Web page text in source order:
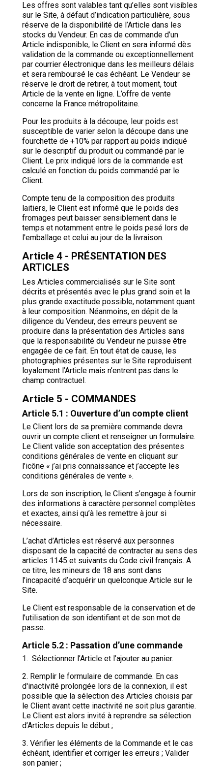
Les offres sont valables tant qu’elles sont visibles
sur le Site, à défaut d’indication particulière, sous
réserve de la disponibilité de l’Article dans les
stocks du Vendeur. En cas de commande d’un
Article indisponible, le Client en sera informé dès
validation de la commande ou exceptionnellement
par courrier électronique dans les meilleurs délais
et sera remboursé le cas échéant. Le Vendeur se
réserve le droit de retirer, à tout moment, tout
Article de la vente en ligne. L’offre de vente
concerne la France métropolitaine.
Pour les produits à la découpe, leur poids est
susceptible de varier selon la découpe dans une
fourchette de +10% par rapport au poids indiqué
sur le descriptif du produit ou commandé par le
Client. Le prix indiqué lors de la commande est
calculé en fonction du poids commandé par le
Client.
Compte tenu de la composition des produits
laitiers, le Client est informé que le poids des
fromages peut baisser sensiblement dans le
temps et notamment entre le poids pesé lors de
l'emballage et celui au jour de la livraison.
Article 4 - PRÉSENTATION DES
ARTICLES
Les Articles commercialisés sur le Site sont
décrits et présentés avec le plus grand soin et la
plus grande exactitude possible, notamment quant
à leur composition. Néanmoins, en dépit de la
diligence du Vendeur, des erreurs peuvent se
produire dans la présentation des Articles sans
que la responsabilité du Vendeur ne puisse être
engagée de ce fait. En tout état de cause, les
photographies présentes sur le Site reproduisent
loyalement l’Article mais n’entrent pas dans le
champ contractuel.
Article 5 - COMMANDES
Article 5.1 : Ouverture d’un compte client
Le Client lors de sa première commande devra
ouvrir un compte client et renseigner un formulaire.
Le Client valide son acceptation des présentes
conditions générales de vente en cliquant sur
l’icône « j’ai pris connaissance et j’accepte les
conditions générales de vente ».
Lors de son inscription, le Client s’engage à fournir
des informations à caractère personnel complètes
et exactes, ainsi qu’à les remettre à jour si
nécessaire.
L’achat d’Articles est réservé aux personnes
disposant de la capacité de contracter au sens des
articles 1145 et suivants du Code civil français. A
ce titre, les mineurs de 18 ans sont dans
l’incapacité d’acquérir un quelconque Article sur le
Site.
Le Client est responsable de la conservation et de
l’utilisation de son identifiant et de son mot de
passe.
Article 5.2 : Passation d’une commande
1. Sélectionner l’Article et l’ajouter au panier.
2. Remplir le formulaire de commande. En cas
d'inactivité prolongée lors de la connexion, il est
possible que la sélection des Articles choisis par
le Client avant cette inactivité ne soit plus garantie.
Le Client est alors invité à reprendre sa sélection
d’Articles depuis le début ;
3. Vérifier les éléments de la Commande et le cas
échéant, identifier et corriger les erreurs ; Valider
son panier ;